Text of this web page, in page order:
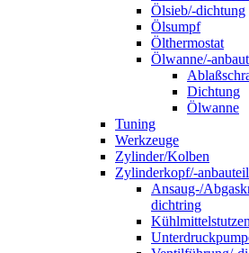
Ölsieb/-dichtung
Ölsumpf
Ölthermostat
Ölwanne/-
Dichtung
Ölwanne
Tuning
Werkzeuge
Zylinder/Kolben
Zylinderkopf/-
Ansaug-/
dichtring